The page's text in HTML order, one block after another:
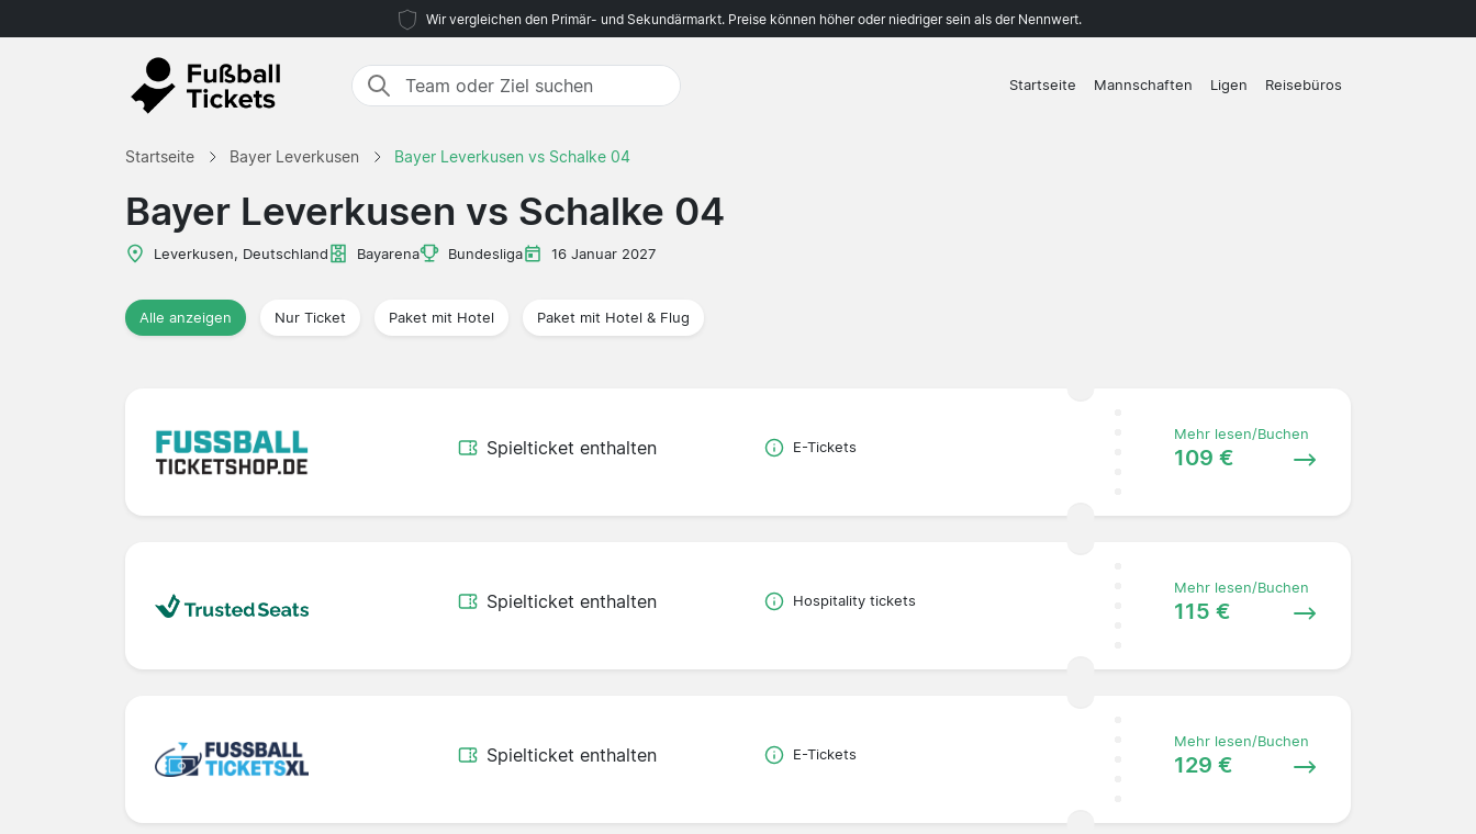
Wir vergleichen den Primär- und Sekundärmarkt. Preise können höher oder niedriger sein als der Nennwert.
Startseite Mannschaften Ligen Reisebüros
Startseite Bayer Leverkusen Bayer Leverkusen vs Schalke 04
Bayer Leverkusen vs Schalke 04
Leverkusen, Deutschland Bayarena Bundesliga 16 Januar 2027
Alle anzeigen Nur Ticket Paket mit Hotel Paket mit Hotel & Flug
Spielticket enthalten E-Tickets
Mehr lesen/Buchen
109 €
Spielticket enthalten Hospitality tickets
Mehr lesen/Buchen
115 €
Spielticket enthalten E-Tickets
Mehr lesen/Buchen
129 €